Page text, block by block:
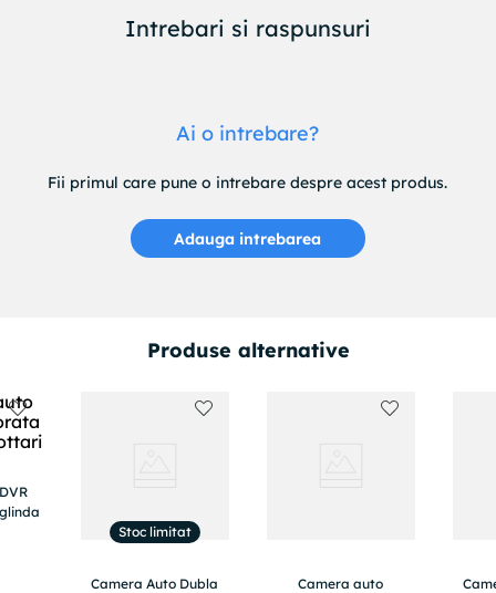
Intrebari si raspunsuri
Ai o intrebare?
Fii primul care pune o intrebare despre acest produs.
Adauga intrebarea
Produse alternative
Stoc limitat
Camera Auto Dubla
Camera auto